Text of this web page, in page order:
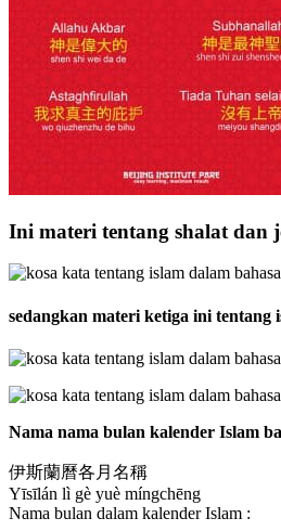
Ini materi tentang shalat dan
sedangkan materi ketiga ini tentang
Nama nama bulan kalender Islam
伊斯蘭曆各月名稱
Yīsīlán lì gè yuè míngchēng
Nama bulan dalam kalender Islam :